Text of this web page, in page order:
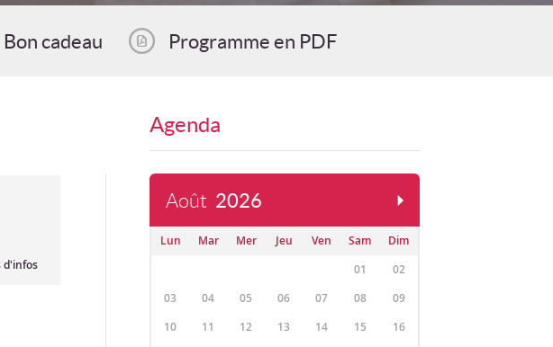
Bon cadeau Programme en PDF
d'infos
Agenda
Août 2026
Lun Mar Mer Jeu Ven Sam
Dim
01
02
03
04 05 06 07 08
09
10
11 12 13 14 15
16